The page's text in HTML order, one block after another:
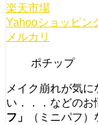
楽天市場
Yahooショッピン
メルカリ
ポチップ
メイク崩れが気
い．．．などの
フ」
（ミニパフ